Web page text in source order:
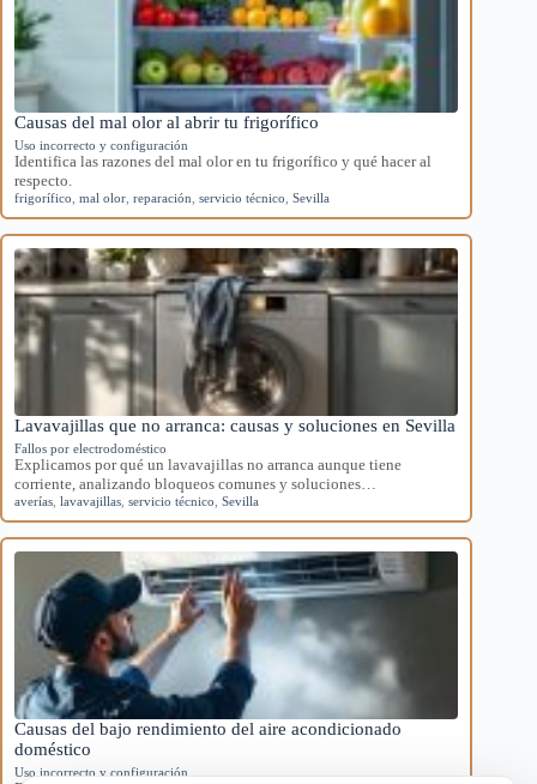
Causas del mal olor al abrir tu frigorífico
Uso incorrecto y configuración
Identifica las razones del mal olor en tu frigorífico y qué hacer al
respecto.
frigorífico mal olor reparación servicio técnico Sevilla
Lavavajillas que no arranca: causas y soluciones en Sevilla
Fallos por electrodoméstico
Explicamos por qué un lavavajillas no arranca aunque tiene
corriente, analizando bloqueos comunes y soluciones…
averías lavavajillas servicio técnico Sevilla
Causas del bajo rendimiento del aire acondicionado
doméstico
Uso incorrecto y configuración